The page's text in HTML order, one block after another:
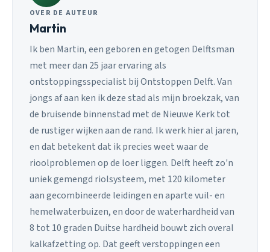
OVER DE AUTEUR
Martin
Ik ben Martin, een geboren en getogen Delftsman
met meer dan 25 jaar ervaring als
ontstoppingsspecialist bij Ontstoppen Delft. Van
jongs af aan ken ik deze stad als mijn broekzak, van
de bruisende binnenstad met de Nieuwe Kerk tot
de rustiger wijken aan de rand. Ik werk hier al jaren,
en dat betekent dat ik precies weet waar de
rioolproblemen op de loer liggen. Delft heeft zo'n
uniek gemengd riolsysteem, met 120 kilometer
aan gecombineerde leidingen en aparte vuil- en
hemelwaterbuizen, en door de waterhardheid van
8 tot 10 graden Duitse hardheid bouwt zich overal
kalkafzetting op. Dat geeft verstoppingen een